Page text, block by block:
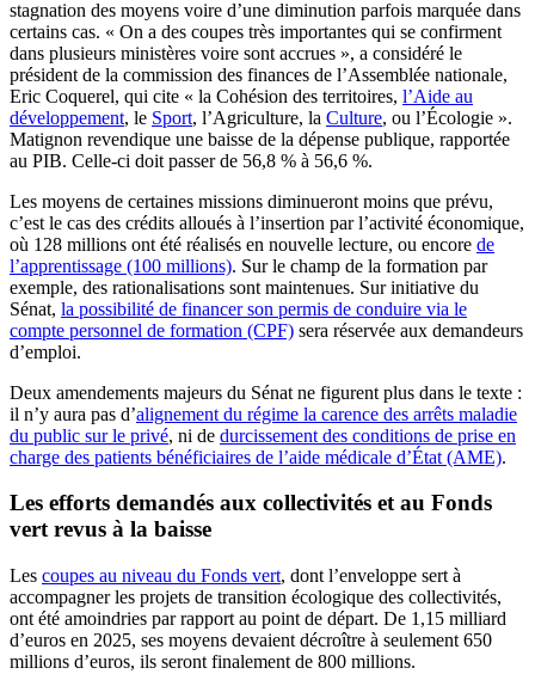
stagnation des moyens voire d’une diminution parfois marquée dans
certains cas. « On a des coupes très importantes qui se confirment
dans plusieurs ministères voire sont accrues », a considéré le
président de la commission des finances de l’Assemblée nationale,
Eric Coquerel, qui cite « la Cohésion des territoires, l’Aide au
développement, le Sport, l’Agriculture, la Culture, ou l’Écologie ».
Matignon revendique une baisse de la dépense publique, rapportée
au PIB. Celle-ci doit passer de 56,8 % à 56,6 %.
Les moyens de certaines missions diminueront moins que prévu,
c’est le cas des crédits alloués à l’insertion par l’activité économique,
où 128 millions ont été réalisés en nouvelle lecture, ou encore de
l’apprentissage (100 millions). Sur le champ de la formation par
exemple, des rationalisations sont maintenues. Sur initiative du
Sénat, la possibilité de financer son permis de conduire via le
compte personnel de formation (CPF) sera réservée aux demandeurs
d’emploi.
Deux amendements majeurs du Sénat ne figurent plus dans le texte :
il n’y aura pas d’alignement du régime la carence des arrêts maladie
du public sur le privé, ni de durcissement des conditions de prise en
charge des patients bénéficiaires de l’aide médicale d’État (AME).
Les efforts demandés aux collectivités et au Fonds
vert revus à la baisse
Les coupes au niveau du Fonds vert, dont l’enveloppe sert à
accompagner les projets de transition écologique des collectivités,
ont été amoindries par rapport au point de départ. De 1,15 milliard
d’euros en 2025, ses moyens devaient décroître à seulement 650
millions d’euros, ils seront finalement de 800 millions.